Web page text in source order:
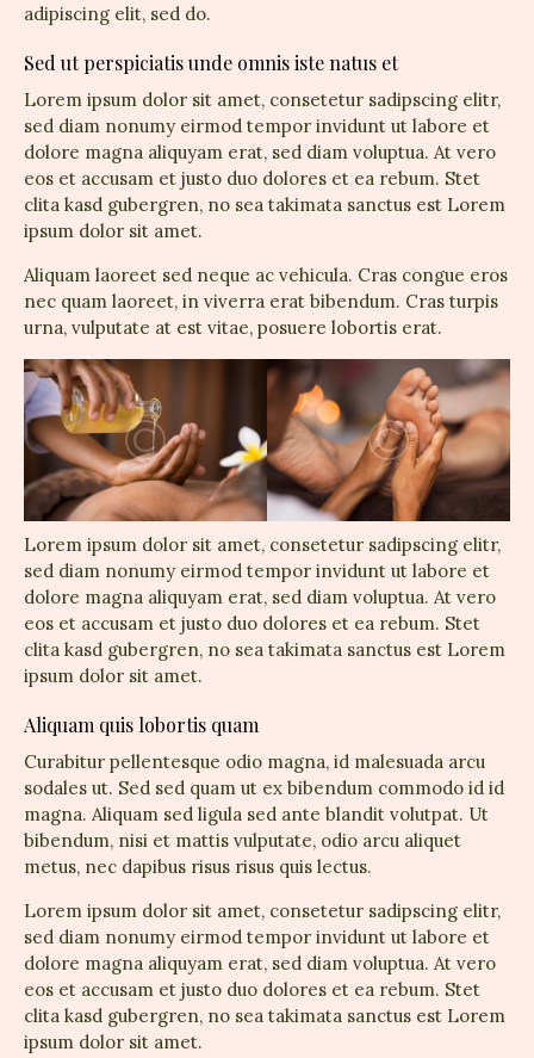
adipiscing elit, sed do.
Sed ut perspiciatis unde omnis iste natus et
Lorem ipsum dolor sit amet, consetetur sadipscing elitr,
sed diam nonumy eirmod tempor invidunt ut labore et
dolore magna aliquyam erat, sed diam voluptua. At vero
eos et accusam et justo duo dolores et ea rebum. Stet
clita kasd gubergren, no sea takimata sanctus est Lorem
ipsum dolor sit amet.
Aliquam laoreet sed neque ac vehicula. Cras congue eros
nec quam laoreet, in viverra erat bibendum. Cras turpis
urna, vulputate at est vitae, posuere lobortis erat.
Lorem ipsum dolor sit amet, consetetur sadipscing elitr,
sed diam nonumy eirmod tempor invidunt ut labore et
dolore magna aliquyam erat, sed diam voluptua. At vero
eos et accusam et justo duo dolores et ea rebum. Stet
clita kasd gubergren, no sea takimata sanctus est Lorem
ipsum dolor sit amet.
Aliquam quis lobortis quam
Curabitur pellentesque odio magna, id malesuada arcu
sodales ut. Sed sed quam ut ex bibendum commodo id id
magna. Aliquam sed ligula sed ante blandit volutpat. Ut
bibendum, nisi et mattis vulputate, odio arcu aliquet
metus, nec dapibus risus risus quis lectus.
Lorem ipsum dolor sit amet, consetetur sadipscing elitr,
sed diam nonumy eirmod tempor invidunt ut labore et
dolore magna aliquyam erat, sed diam voluptua. At vero
eos et accusam et justo duo dolores et ea rebum. Stet
clita kasd gubergren, no sea takimata sanctus est Lorem
ipsum dolor sit amet.